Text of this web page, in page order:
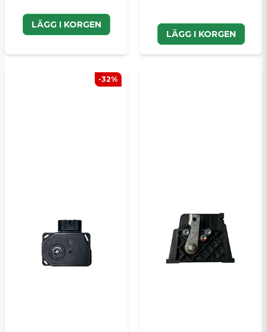
LÄGG I KORGEN
LÄGG I KORGEN
-32%